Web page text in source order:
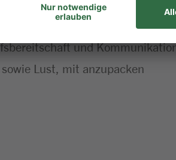
und
Lust, mit anzupacken